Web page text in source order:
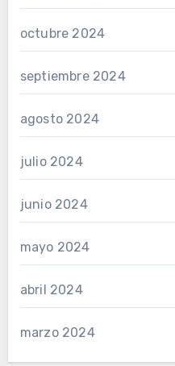
octubre 2024
septiembre 2024
agosto 2024
julio 2024
junio 2024
mayo 2024
abril 2024
marzo 2024